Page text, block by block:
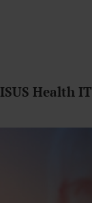
Health IT